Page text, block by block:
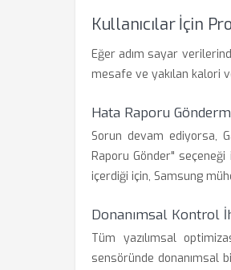
Kullanıcılar İçin
Eğer adım sayar
mesafe ve yakılan kalori
Hata Raporu
Sorun devam ediyorsa,
Raporu Gönder" seçeneği
içerdiği için, Samsung
Donanımsal Kontrol
Tüm yazılımsal
sensöründe donanımsal